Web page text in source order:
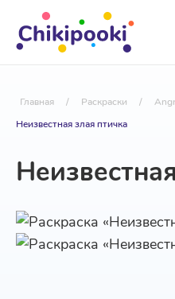
Главная / Раскраски /
Неизвестная злая птичка